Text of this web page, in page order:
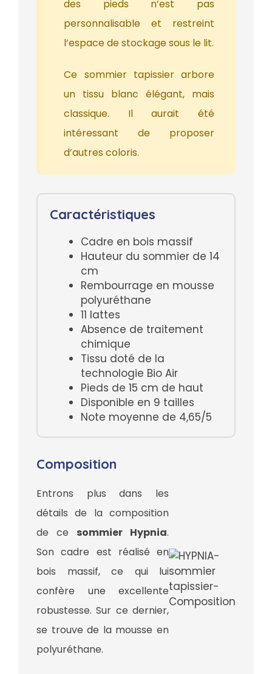
des pieds n’est pas
personnalisable et restreint
l’espace de stockage sous le lit.
Ce sommier tapissier arbore
un tissu blanc élégant, mais
classique. Il aurait été
intéressant de proposer
d’autres coloris.
Caractéristiques
Cadre en bois massif
Hauteur du sommier de 14
cm
Rembourrage en mousse
polyuréthane
11 lattes
Absence de traitement
chimique
Tissu doté de la
technologie Bio Air
Pieds de 15 cm de haut
Disponible en 9 tailles
Note moyenne de 4,65/5
Composition
Entrons plus dans les
détails de la composition
de ce sommier Hypnia.
Son cadre est réalisé en
bois massif, ce qui lui
confère une excellente
robustesse. Sur ce dernier,
se trouve de la mousse en
polyuréthane.